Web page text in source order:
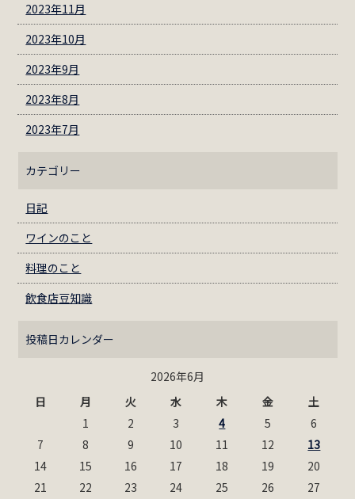
2023年11月
2023年10月
2023年9月
2023年8月
2023年7月
カテゴリー
日記
ワインのこと
料理のこと
飲食店豆知識
投稿日カレンダー
2026年6月
日
月 火 水 木 金
土
1
2 3 4 5
6
7
8 9 10 11 12
13
14
15 16 17 18 19
20
21
22 23 24 25 26 27